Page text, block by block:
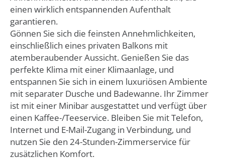
einen wirklich entspannenden Aufenthalt
garantieren.
Gönnen Sie sich die feinsten Annehmlichkeiten,
einschließlich eines privaten Balkons mit
atemberaubender Aussicht. Genießen Sie das
perfekte Klima mit einer Klimaanlage, und
entspannen Sie sich in einem luxuriösen Ambiente
mit separater Dusche und Badewanne. Ihr Zimmer
ist mit einer Minibar ausgestattet und verfügt über
einen Kaffee-/Teeservice. Bleiben Sie mit Telefon,
Internet und E-Mail-Zugang in Verbindung, und
nutzen Sie den 24-Stunden-Zimmerservice für
zusätzlichen Komfort.